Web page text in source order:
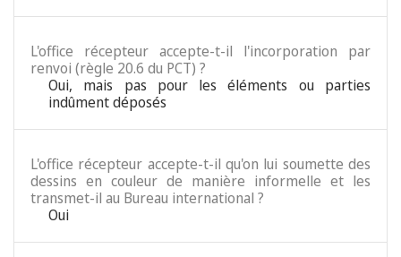
L'office récepteur accepte-t-il l'incorporation par
renvoi (règle 20.6 du PCT) ?
Oui, mais pas pour les éléments ou parties
indûment déposés
L'office récepteur accepte-t-il qu'on lui soumette des
dessins en couleur de manière informelle et les
transmet-il au Bureau international ?
Oui